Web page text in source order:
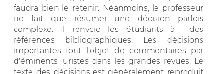
faudra bien le retenir. Néanmoins, le professeur
ne fait que résumer une décision parfois
complexe. Il renvoie les étudiants à des
références bibliographiques. Les décisions
importantes font l'objet de commentaires par
d'éminents juristes dans les grandes revues. Le
texte des décisions est généralement reproduit